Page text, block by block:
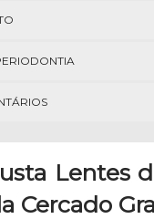
Lentes
Cercado